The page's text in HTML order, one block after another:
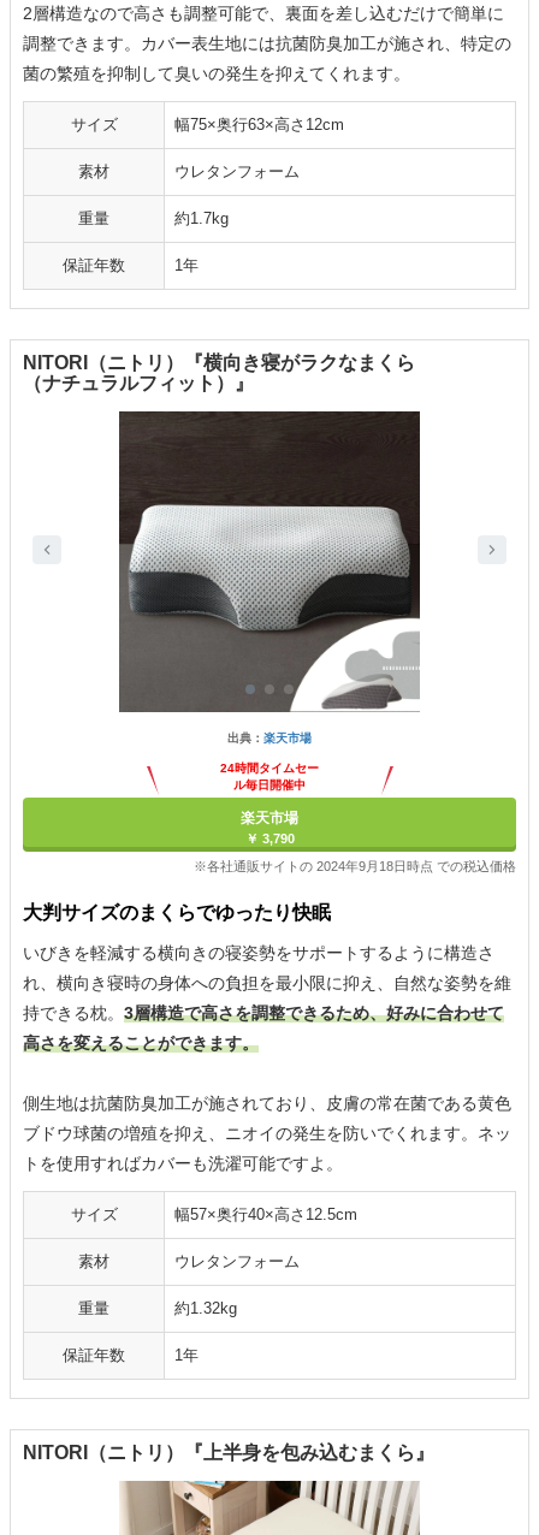
2層構造なので高さも調整可能で、裏面を差し込むだけで簡単に
調整できます。カバー表生地には抗菌防臭加工が施され、特定の
菌の繁殖を抑制して臭いの発生を抑えてくれます。
サイズ 幅75×奥行63×高さ12cm
素材 ウレタンフォーム
重量 約1.7kg
保証年数 1年
NITORI（ニトリ）『横向き寝がラクなまくら
（ナチュラルフィット）』
出典： 楽天市場
24時間タイムセー
ル毎日開催中
楽天市場
￥ 3,790
※各社通販サイトの 2024年9月18日時点 での税込価格
大判サイズのまくらでゆったり快眠
いびきを軽減する横向きの寝姿勢をサポートするように構造さ
れ、横向き寝時の身体への負担を最小限に抑え、自然な姿勢を維
持できる枕。 3層構造で高さを調整できるため、好みに合わせて
高さを変えることができます。
側生地は抗菌防臭加工が施されており、皮膚の常在菌である黄色
ブドウ球菌の増殖を抑え、ニオイの発生を防いでくれます。ネッ
トを使用すればカバーも洗濯可能ですよ。
サイズ 幅57×奥行40×高さ12.5cm
素材 ウレタンフォーム
重量 約1.32kg
保証年数 1年
NITORI（ニトリ）『上半身を包み込むまくら』